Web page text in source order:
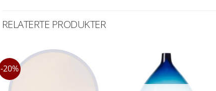
RELATERTE PRODUKTER
-20%